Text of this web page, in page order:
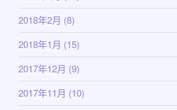
2018年2月 (8)
2018年1月 (15)
2017年12月 (9)
2017年11月 (10)